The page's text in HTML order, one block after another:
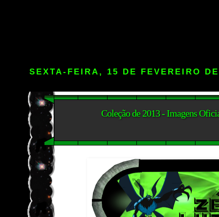
SEXTA-FEIRA, 15 DE FEVEREIRO
Coleção de 2013 - Imagens